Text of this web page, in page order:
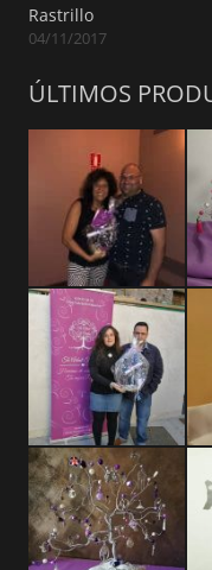
Rastrillo
04/11/2017
ÚLTIMOS